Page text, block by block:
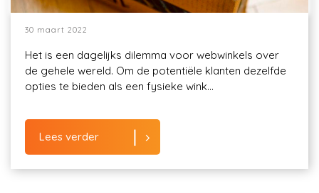
30 maart 2022
Het is een dagelijks dilemma voor webwinkels over
de gehele wereld. Om de potentiële klanten dezelfde
opties te bieden als een fysieke wink...
Lees verder